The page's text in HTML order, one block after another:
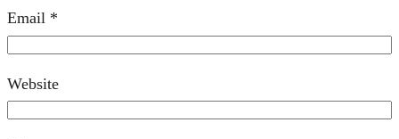
Email *
Website